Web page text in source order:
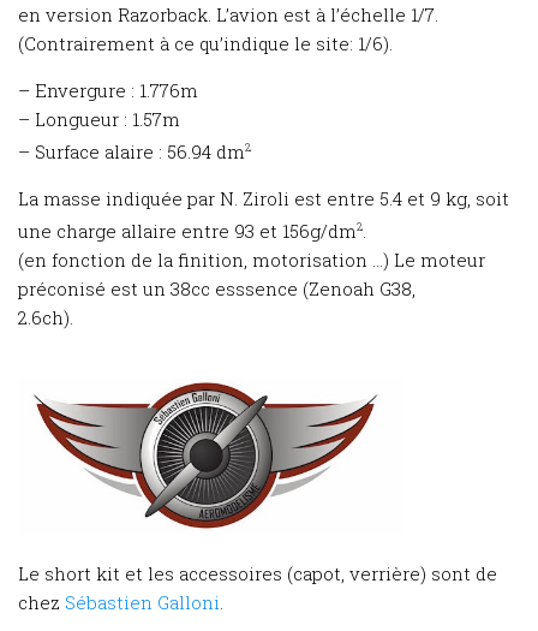
en version Razorback. L’avion est à l’échelle 1/7.
(Contrairement à ce qu’indique le site: 1/6).
– Envergure : 1.776m
– Longueur : 1.57m
– Surface alaire : 56.94 dm2
La masse indiquée par N. Ziroli est entre 5.4 et 9 kg, soit
une charge allaire entre 93 et 156g/dm2
(en fonction de la finition, motorisation …) Le moteur
préconisé est un 38cc esssence (Zenoah G38,
2.6ch).
Le short kit et les accessoires (capot, verrière) sont de
chez Sébastien Galloni.